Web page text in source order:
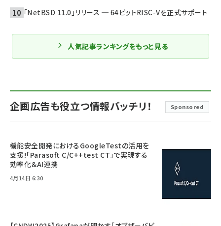
企画広告も役立つ情報バッチリ！ Sponsored
機能安全開発におけるGoogleTestの活用を
支援!「Parasoft C/C++test CT」で実現する
効率化＆AI連携
4月14日 6:30
「NetBSD 11.0」リリース ─ 64ビットRISC-Vを正式サポート
人気記事ランキングをもっと見る